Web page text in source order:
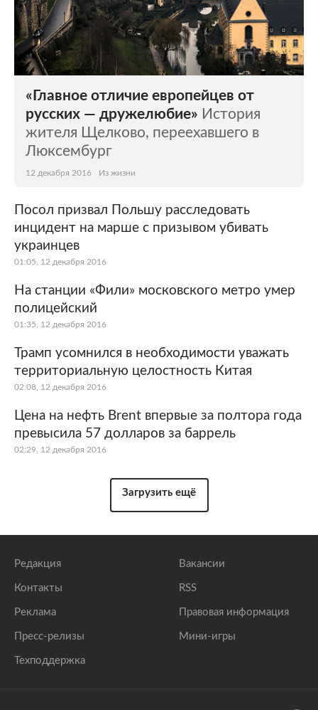
«Главное отличие европейцев от
русских — дружелюбие» История
жителя Щелково, переехавшего в
Люксембург
12 декабря 2016 Из жизни
Посол призвал Польшу расследовать
инцидент на марше с призывом убивать
украинцев
01:05, 12 декабря 2016
На станции «Фили» московского метро умер
полицейский
01:35, 12 декабря 2016
Трамп усомнился в необходимости уважать
территориальную целостность Китая
02:08, 12 декабря 2016
Цена на нефть Brent впервые за полтора года
превысила 57 долларов за баррель
02:29, 12 декабря 2016
Загрузить ещё
Редакция
Контакты
Реклама
Пресс-релизы
Техподдержка
Вакансии
RSS
Правовая информация
Мини-игры